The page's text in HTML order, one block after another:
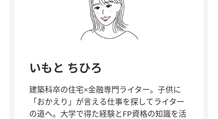
いもと ちひろ
建築科卒の住宅×金融専門ライター。子供に
「おかえり」が言える仕事を探してライター
の道へ。大学で得た経験とFP資格の知識を活